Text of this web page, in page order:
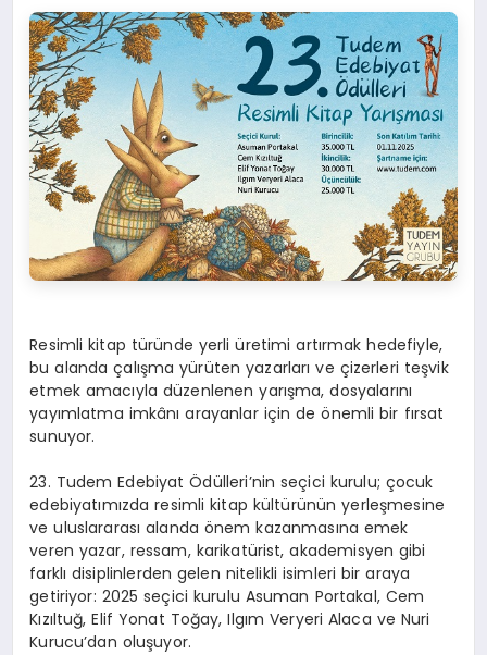
Resimli kitap türünde yerli üretimi artırmak hedefiyle,
bu alanda çalışma yürüten yazarları ve çizerleri teşvik
etmek amacıyla düzenlenen yarışma, dosyalarını
yayımlatma imkânı arayanlar için de önemli bir fırsat
sunuyor.
23. Tudem Edebiyat Ödülleri’nin seçici kurulu; çocuk
edebiyatımızda resimli kitap kültürünün yerleşmesine
ve uluslararası alanda önem kazanmasına emek
veren yazar, ressam, karikatürist, akademisyen gibi
farklı disiplinlerden gelen nitelikli isimleri bir araya
getiriyor: 2025 seçici kurulu Asuman Portakal, Cem
Kızıltuğ, Elif Yonat Toğay, Ilgım Veryeri Alaca ve Nuri
Kurucu’dan oluşuyor.